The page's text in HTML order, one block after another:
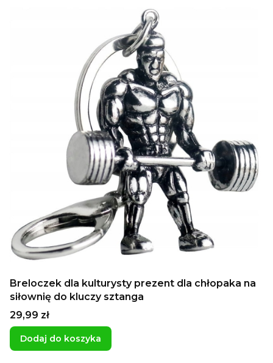
Breloczek dla kulturysty prezent dla chłopaka na
siłownię do kluczy sztanga
Cena
29,99 zł
Dodaj do koszyka